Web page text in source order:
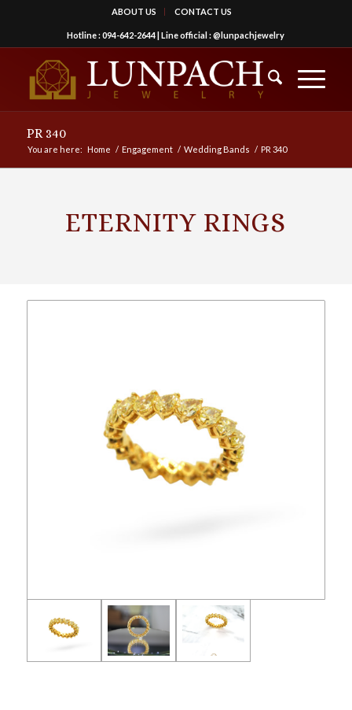
ABOUT US CONTACT US
Hotline :094-642-2644| Line official :@lunpachjewelry
PR 340
You are here: Home / Engagement / Wedding Bands / PR 340
ETERNITY RINGS